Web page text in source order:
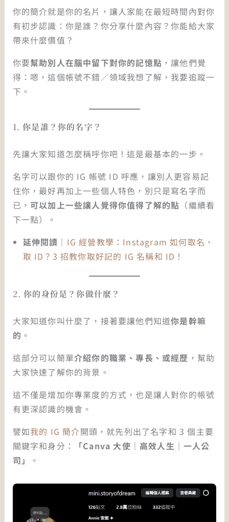
你的簡介就是你的名片，讓人家能在最短時間內對你
有初步認識：你是誰？你分享什麼內容？你能給大家
帶來什麼價值？
你要幫助別人在腦中留下對你的記憶點 ，讓他們覺
得：嗯，這個帳號不錯／領域我想了解，我要追蹤一
下。
1.你是誰？你的名字？
先讓大家知道怎麼稱呼你吧！這是最基本的一步。
名字可以跟你的 IG 帳號 ID 呼應，讓別人更容易記
住你，最好再加上一些個人特色，別只是寫名字而
已，可以加上一些讓人覺得你值得了解的點 （繼續看
下一點）。
延伸閱讀｜ IG 經營教學：Instagram 如何取名、
取 ID？3 招教你取好記的 IG 名稱和 ID！
2.你的身份是？你做什麼？
大家知道你叫什麼了，接著要讓他們知道你是幹嘛
的 。
這部分可以簡單介紹你的職業、專長、或經歷 ，幫助
大家快速了解你的背景。
這不僅是增加你專業度的方式，也是讓人對你的帳號
有更深認識的機會。
譬如我的 IG 簡介開頭，就先列出了名字和 3 個主要
關鍵字和身分：
「Canva 大使｜高效人生｜一人公
司」
。